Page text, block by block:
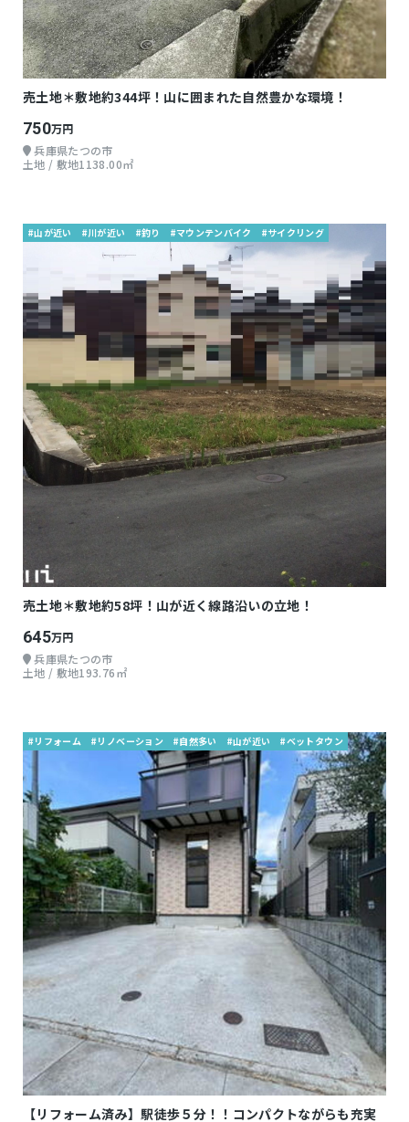
売土地＊敷地約344坪！山に囲まれた自然豊かな環境！
750万円
兵庫県たつの市
土地 / 敷地1138.00㎡
#山が近い #川が近い #釣り #マウンテンバイク #サイクリング
売土地＊敷地約58坪！山が近く線路沿いの立地！
645万円
兵庫県たつの市
土地 / 敷地193.76㎡
#リフォーム #リノベーション #自然多い #山が近い #ベットタウン
【リフォーム済み】駅徒歩５分！！コンパクトながらも充実